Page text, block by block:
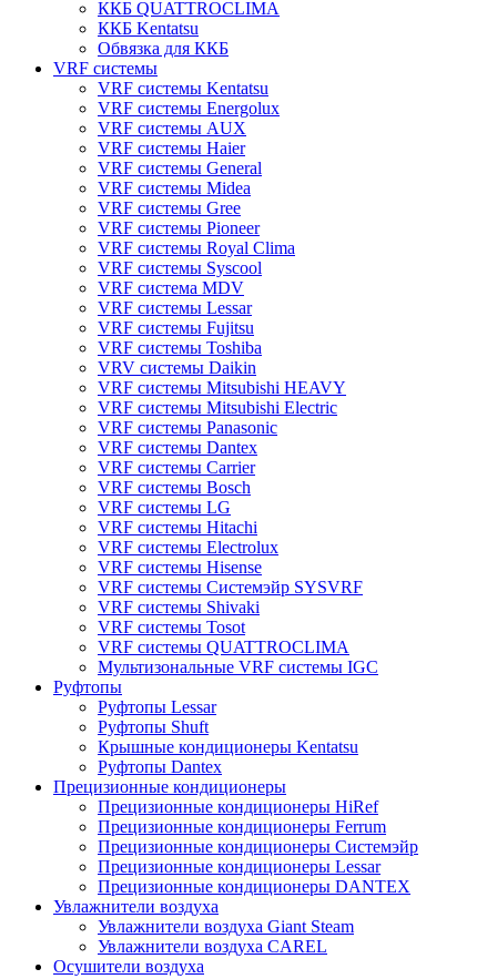
ККБ QUATTROCLIMA
ККБ Kentatsu
Обвязка для ККБ
VRF системы
VRF системы Kentatsu
VRF системы Energolux
VRF системы AUX
VRF системы Haier
VRF системы General
VRF системы Midea
VRF системы Gree
VRF системы Pioneer
VRF системы Royal Clima
VRF системы Syscool
VRF система MDV
VRF системы Lessar
VRF системы Fujitsu
VRF системы Toshiba
VRV системы Daikin
VRF системы Mitsubishi HEAVY
VRF системы Mitsubishi Electric
VRF системы Panasonic
VRF системы Dantex
VRF системы Carrier
VRF системы Bosch
VRF системы LG
VRF системы Hitachi
VRF системы Electrolux
VRF системы Hisense
VRF системы Системэйр SYSVRF
VRF системы Shivaki
VRF системы Tosot
VRF системы QUATTROCLIMA
Мультизональные VRF системы IGC
Руфтопы
Руфтопы Lessar
Руфтопы Shuft
Крышные кондиционеры Kentatsu
Руфтопы Dantex
Прецизионные кондиционеры
Прецизионные кондиционеры HiRef
Прецизионные кондиционеры Ferrum
Прецизионные кондиционеры Системэйр
Прецизионные кондиционеры Lessar
Прецизионные кондиционеры DANTEX
Увлажнители воздуха
Увлажнители воздуха Giant Steam
Увлажнители воздуха CAREL
Осушители воздуха